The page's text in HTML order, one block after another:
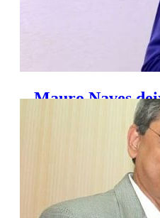
Mauro Naves
acordo